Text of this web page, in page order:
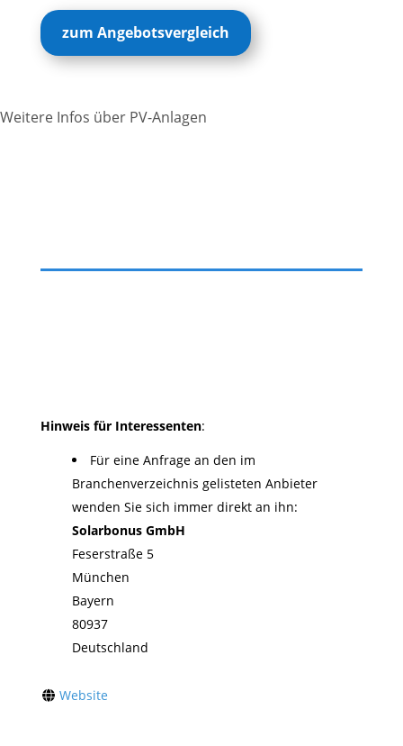
zum Angebotsvergleich
Weitere Infos über PV-Anlagen
Hinweis für Interessenten:
Für eine Anfrage an den im
Branchenverzeichnis gelisteten Anbieter
wenden Sie sich immer direkt an ihn:
Solarbonus GmbH
Feserstraße 5
München
Bayern
80937
Deutschland
Website